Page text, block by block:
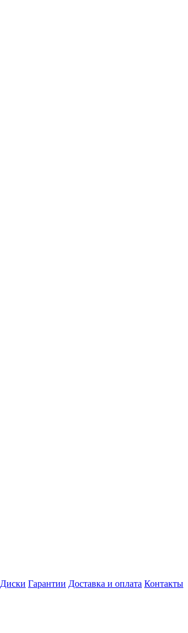
Диски Гарантии Доставка и оплата Контакты